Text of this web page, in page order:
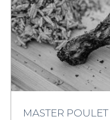
MASTER POULET